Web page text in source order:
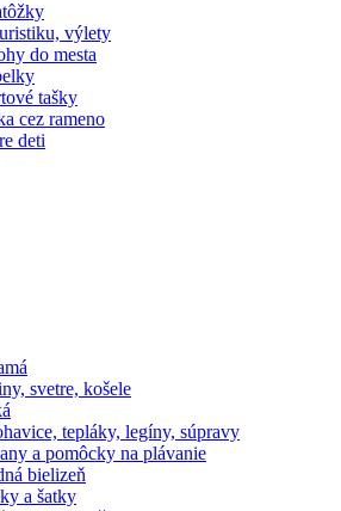
výlety
do mesta
tašky
cez rameno
deti
svetre, košele
tepláky, legíny, súpravy
a pomôcky na plávanie
bielizeň
a šatky